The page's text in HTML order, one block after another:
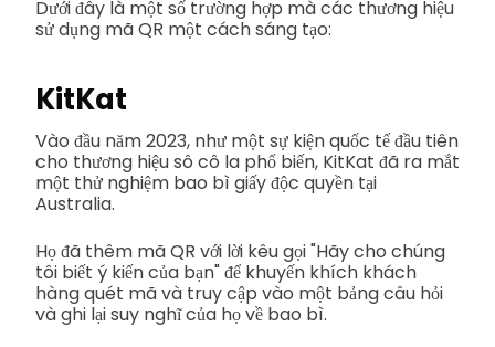
Dưới đây là một số trường hợp mà các thương hiệu
sử dụng mã QR một cách sáng tạo:
KitKat
Vào đầu năm 2023, như một sự kiện quốc tế đầu tiên
cho thương hiệu sô cô la phổ biến, KitKat đã ra mắt
một thử nghiệm bao bì giấy độc quyền tại
Australia.
Họ đã thêm mã QR với lời kêu gọi "Hãy cho chúng
tôi biết ý kiến của bạn" để khuyến khích khách
hàng quét mã và truy cập vào một bảng câu hỏi
và ghi lại suy nghĩ của họ về bao bì.